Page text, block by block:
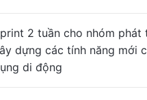
2 tuần cho nhóm phát
dựng các tính năng mới
di động